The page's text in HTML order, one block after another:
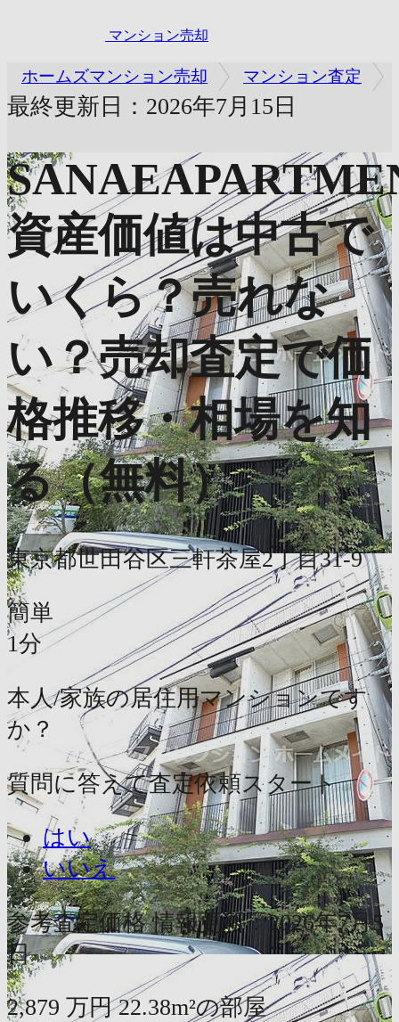
マンション売却
ホームズマンション売却 マンション査定
最終更新日：2026年7月15日
資産価値は中古で
いくら？売れな
い？売却査定で価
格推移・相場を知
る（無料）
東京都世田谷区三軒茶屋2丁目31-9
簡単
1分
本人/家族の居住用マンションです
か？
質問に答えて査定依頼スタート
はい
いいえ
参考査定価格 情報更新：2026年7月5
日
2,879 万円 22.38m²の部屋